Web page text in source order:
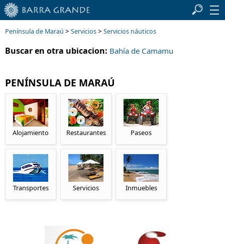
Península de Maraú > Servicios> Servicios náuticos
Buscar en otra ubicacion: Bahía de Camamu
PENÍNSULA DE MARAÚ
Alojamiento Restaurantes Paseos
Transportes Servicios Inmuebles